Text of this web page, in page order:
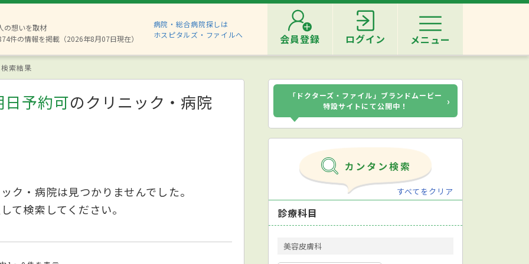
の想いを取材
件の情報を掲載（2026年8月07日現在）
病院・総合病院探しは
ホスピタルズ・ファイルへ
会員登録 ログイン メニュー
索結果
予約可のクリニック・病院
ク・病院は見つかりませんでした。
て検索してください。
「ドクターズ・ファイル」ブランドムービー
特設サイトにて公開中！
›
すべてをクリア
診療科目
美容皮膚科